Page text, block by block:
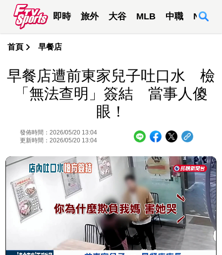
即時 旅外 大谷 MLB 中職 NBA
首頁 早餐店
早餐店遭前東家兒子吐口水 檢
「無法查明」簽結 當事人傻
眼！
發佈時間：2026/05/20 13:04
更新時間：2026/05/20 13:04